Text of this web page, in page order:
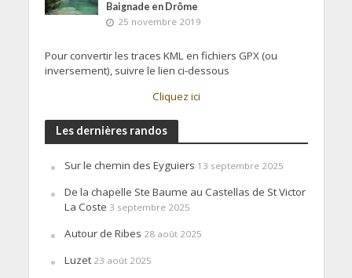
Baignade en Drôme
25 novembre 2019
Pour convertir les traces KML en fichiers GPX (ou
inversement), suivre le lien ci-dessous
Cliquez ici
Les dernières randos
Sur le chemin des Eyguiers 13 septembre 2025
De la chapelle Ste Baume au Castellas de St Victor
La Coste 3 septembre 2025
Autour de Ribes 28 août 2025
Luzet 23 août 2025